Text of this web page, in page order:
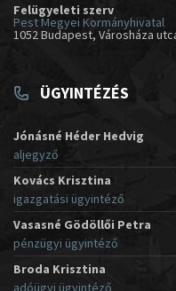
Felügyeleti szerv
Pest Megyei Kormányhivatal
1052 Budapest, Városháza
ÜGYINTÉZÉS
Jónásné Héder Hedvig
aljegyző
Kovács Krisztina
igazgatási ügyintéző
Vasasné Gödöllői Petra
pénzügyi ügyintéző
Broda Krisztina
adóügyi ügyintéző